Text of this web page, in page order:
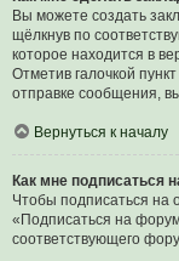
Вы можете создать
щёлкнув по
которое находится в
Отметив галочкой
отправке сообщения,
Вернуться к началу
Как мне подписаться
Чтобы подписаться на
«Подписаться на
соответствующего